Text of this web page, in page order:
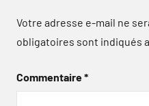
Votre adresse e-mail ne
obligatoires sont indiqués
Commentaire*